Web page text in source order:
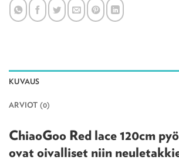
KUVAUS
ARVIOT (0)
ChiaoGoo Red lace 120cm
ovat oivalliset niin